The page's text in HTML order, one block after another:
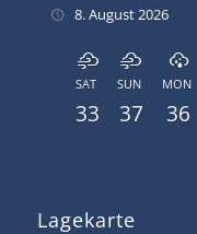
8. August 2026
SAT
33
SUN
37
MON
36
Lagekarte